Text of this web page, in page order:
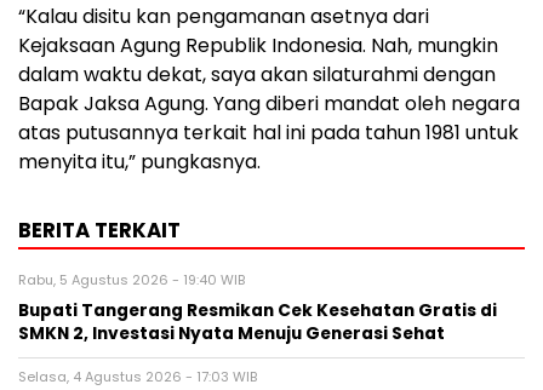
“Kalau disitu kan pengamanan asetnya dari
Kejaksaan Agung Republik Indonesia. Nah, mungkin
dalam waktu dekat, saya akan silaturahmi dengan
Bapak Jaksa Agung. Yang diberi mandat oleh negara
atas putusannya terkait hal ini pada tahun 1981 untuk
menyita itu,” pungkasnya.
BERITA TERKAIT
Rabu, 5 Agustus 2026 - 19:40 WIB
‎Bupati Tangerang Resmikan Cek Kesehatan Gratis di
SMKN 2, Investasi Nyata Menuju Generasi Sehat
Selasa, 4 Agustus 2026 - 17:03 WIB